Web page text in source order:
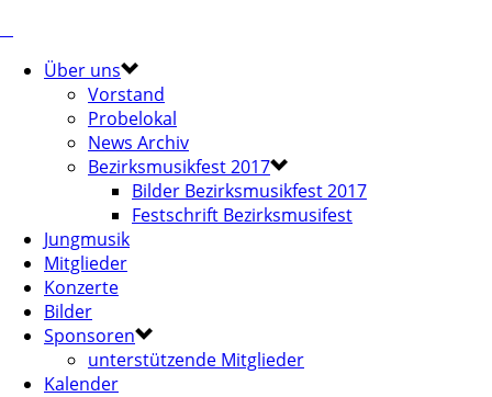
Über uns
Vorstand
Probelokal
News Archiv
Bezirksmusikfest 2017
Bilder Bezirksmusikfest 2017
Festschrift Bezirksmusifest
Jungmusik
Mitglieder
Konzerte
Bilder
Sponsoren
unterstützende Mitglieder
Kalender